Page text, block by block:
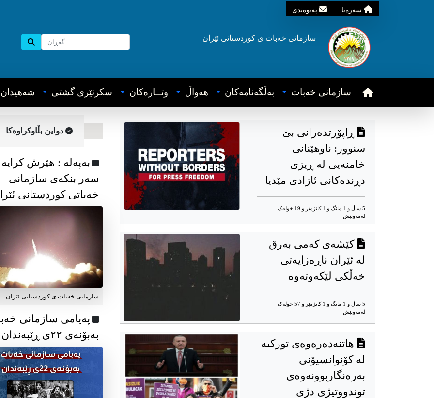
سه‌ره‌تا په‌یوه‌ندی
سازمانی خه‌بات ی کوردستانی ئێران
سازمانی خه‌بات به‌ڵگه‌نامه‌کان هه‌واڵ وتــاره‌کان سکرتێری گشتی شه‌هیدان
ڕاپۆرتدەرانی بێ
سنوور: ناوهێنانی
خامنەیی لە ڕیزی
دڕندەکانی ئازادی مێدیا
5 ساڵ و 1 مانگ و 1 کاتژمێر و 19 خوله‌ک
له‌مه‌وپێش‌
کێشەی کەمی بەرق
لە ئێران ناڕەزایەتی
خەڵکی لێکەوتەوە
5 ساڵ و 1 مانگ و 1 کاتژمێر و 57 خوله‌ک
له‌مه‌وپێش‌
هاتنەدەرەوەی تورکیە
لە کۆنوانسیۆنی
بەرەنگاربوونەوەی
توندووتیژی دژی
دواین بڵاوکراوه‌کا
به‌په‌له‌ : هێرش کرایە
سەر بنکەی سازمانی
خەباتی کوردستانی
سازمانی خەبات ی کوردستانی ئێران
پەیامی سازمانی
بەبۆنەی ۲۲ی ڕێبەندان